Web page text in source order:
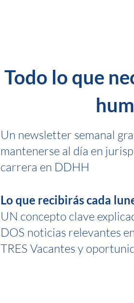
Todo lo que
Un newsletter semanal
mantenerse al día en
carrera en DDHH
Lo que recibirás cada
UN concepto clave
DOS noticias relevantes
TRES Vacantes y